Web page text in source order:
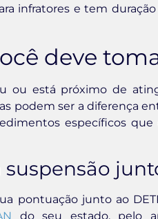
infratores e tem
deve
ou está próximo de
podem ser a diferença
específicos que
pontuação junto ao
do seu estado, pelo